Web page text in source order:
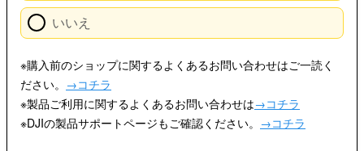
いいえ
※購入前のショップに関するよくあるお問い合わせはご一読く
ださい。 →コチラ
※製品ご利用に関するよくあるお問い合わせは→コチラ
※DJIの製品サポートページもご確認ください。 →コチラ